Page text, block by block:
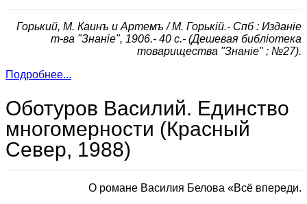
Горький, М. Каинъ и Артемъ / М. Горькiй.- Спб : Изданiе
т-ва "Знанiе", 1906.- 40 с.- (Дешевая библiотека
товарищества "Знанiе" ; №27).
Подробнее...
Оботуров Василий. Единство
многомерности (Красный
Север, 1988)
О романе Василия Белова «Всё впереди.